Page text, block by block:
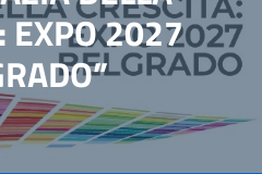
EXPO 2027